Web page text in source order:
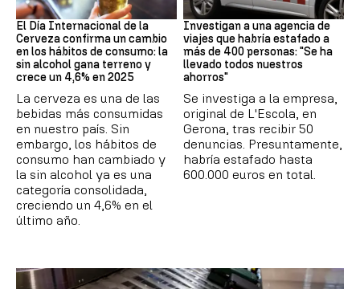
Día Internacional Cerveza
El Día Internacional de la
Cerveza confirma un cambio
en los hábitos de consumo: la
sin alcohol gana terreno y
crece un 4,6% en 2025
La cerveza es una de las
bebidas más consumidas
en nuestro país. Sin
embargo, los hábitos de
consumo han cambiado y
la sin alcohol ya es una
categoría consolidada,
creciendo un 4,6% en el
último año.
Estafa
Investigan a una agencia de
viajes que habría estafado a
más de 400 personas: "Se ha
llevado todos nuestros
ahorros"
Se investiga a la empresa,
original de L'Escola, en
Gerona, tras recibir 50
denuncias. Presuntamente,
habría estafado hasta
600.000 euros en total.